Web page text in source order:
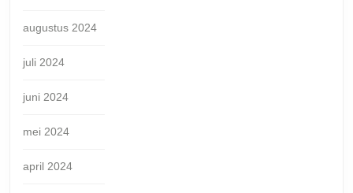
augustus 2024
juli 2024
juni 2024
mei 2024
april 2024